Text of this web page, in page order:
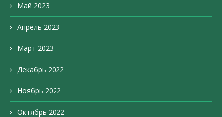
Май 2023
Апрель 2023
Март 2023
Декабрь 2022
Ноябрь 2022
Октябрь 2022